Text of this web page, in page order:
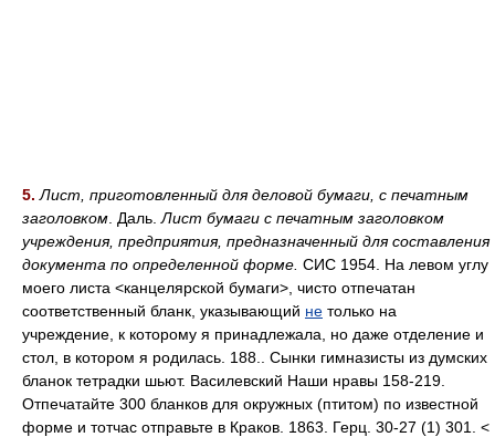
5. Лист, приготовленный для деловой бумаги, с печатным
заголовком . Даль. Лист бумаги с печатным заголовком
учреждения, предприятия, предназначенный для составления
документа по определенной форме. СИС 1954. На левом углу
моего листа <канцелярской бумаги>, чисто отпечатан
соответственный бланк, указывающий не только на
учреждение, к которому я принадлежала, но даже отделение и
стол, в котором я родилась. 188.. Сынки гимназисты из думских
бланок тетрадки шьют. Василевский Наши нравы 158-219.
Отпечатайте 300 бланков для окружных (птитом) по известной
форме и тотчас отправьте в Краков. 1863. Герц. 30-27 (1) 301. <